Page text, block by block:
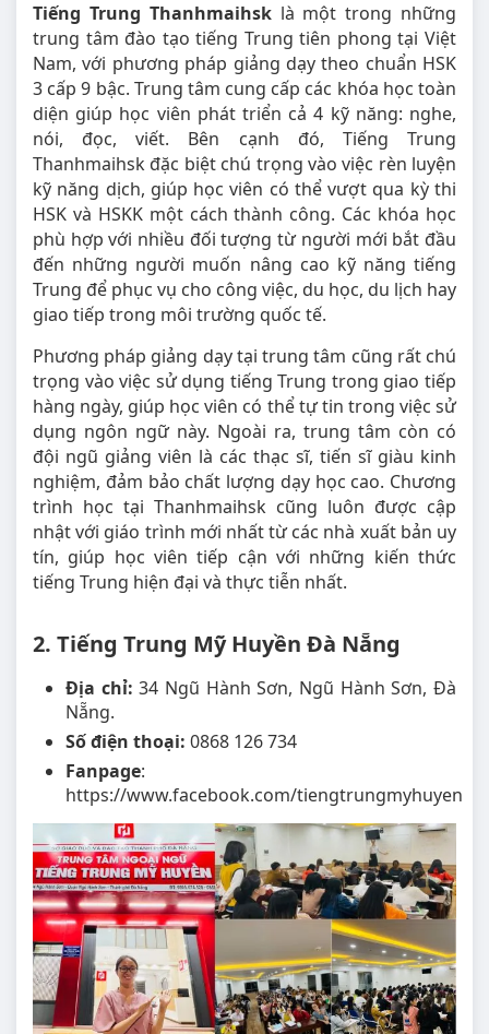
Tiếng Trung Thanhmaihsklà một trong những
trung tâm đào tạo tiếng Trung tiên phong tại Việt
Nam, với phương pháp giảng dạy theo chuẩn HSK
3 cấp 9 bậc. Trung tâm cung cấp các khóa học toàn
diện giúp học viên phát triển cả 4 kỹ năng: nghe,
nói, đọc, viết. Bên cạnh đó, Tiếng Trung
Thanhmaihsk đặc biệt chú trọng vào việc rèn luyện
kỹ năng dịch, giúp học viên có thể vượt qua kỳ thi
HSK và HSKK một cách thành công. Các khóa học
phù hợp với nhiều đối tượng từ người mới bắt đầu
đến những người muốn nâng cao kỹ năng tiếng
Trung để phục vụ cho công việc, du học, du lịch hay
giao tiếp trong môi trường quốc tế.
Phương pháp giảng dạy tại trung tâm cũng rất chú
trọng vào việc sử dụng tiếng Trung trong giao tiếp
hàng ngày, giúp học viên có thể tự tin trong việc sử
dụng ngôn ngữ này. Ngoài ra, trung tâm còn có
đội ngũ giảng viên là các thạc sĩ, tiến sĩ giàu kinh
nghiệm, đảm bảo chất lượng dạy học cao. Chương
trình học tại Thanhmaihsk cũng luôn được cập
nhật với giáo trình mới nhất từ các nhà xuất bản uy
tín, giúp học viên tiếp cận với những kiến thức
tiếng Trung hiện đại và thực tiễn nhất.
2. Tiếng Trung Mỹ Huyền Đà Nẵng
Địa chỉ: 34 Ngũ Hành Sơn, Ngũ Hành Sơn, Đà
Nẵng.
Số điện thoại: 0868 126 734
Fanpage:
https://www.facebook.com/tiengtrungmyhuyen